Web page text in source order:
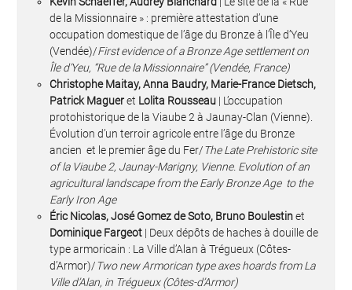
de la Missionnaire » : première attestation d’une
occupation domestique de l’âge du Bronze à l’Île d’Yeu
(Vendée)/First evidence of a Bronze Age settlement on
Île d’Yeu, “Rue de la Missionnaire” (Vendée, France)
Christophe Maitay, Anna Baudry, Marie-France Dietsch,
Patrick Magueret Lolita Rousseau | L’occupation
protohistorique de la Viaube 2 à Jaunay-Clan (Vienne).
Évolution d’un terroir agricole entre l’âge du Bronze
ancien et le premier âge du Fer/The Late Prehistoric site
of la Viaube 2, Jaunay-Marigny, Vienne. Evolution of an
agricultural landscape from the Early Bronze Age to the
Early Iron Age
Éric Nicolas, José Gomez de Soto, Bruno Boulestinet
Dominique Fargeot | Deux dépôts de haches à douille de
type armoricain : La Ville d’Alan à Trégueux (Côtes-
d’Armor)/Two new Armorican type axes hoards from La
Ville d’Alan, in Trégueux (Côtes-d’Armor)